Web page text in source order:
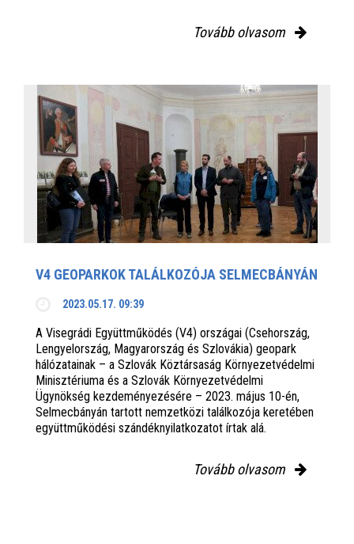
Tovább olvasom
V4 GEOPARKOK TALÁLKOZÓJA SELMECBÁNYÁN
2023.05.17. 09:39
A Visegrádi Együttműködés (V4) országai (Csehország,
Lengyelország, Magyarország és Szlovákia) geopark
hálózatainak – a Szlovák Köztársaság Környezetvédelmi
Minisztériuma és a Szlovák Környezetvédelmi
Ügynökség kezdeményezésére – 2023. május 10-én,
Selmecbányán tartott nemzetközi találkozója keretében
együttműködési szándéknyilatkozatot írtak alá.
Tovább olvasom